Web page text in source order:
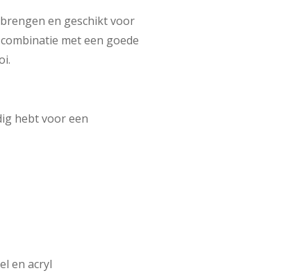
en geschikt voor
met een goede
hebt voor een
en acryl